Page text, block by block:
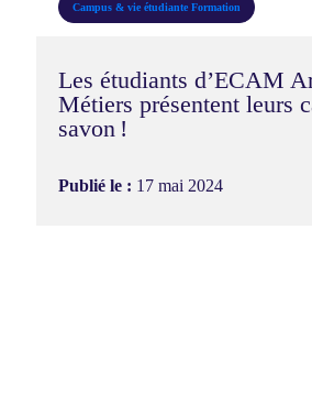
Campus & vie étudiante Formation
Les étudiants d’ECAM
Métiers présentent leurs
savon !
Publié le : 17 mai 2024